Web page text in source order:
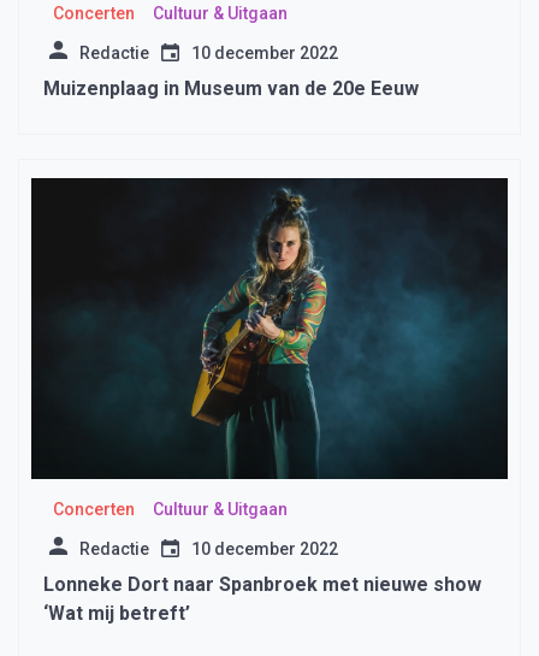
Concerten Cultuur & Uitgaan
Redactie 10 december 2022
Muizenplaag in Museum van de 20e Eeuw
Concerten Cultuur & Uitgaan
Redactie 10 december 2022
Lonneke Dort naar Spanbroek met nieuwe show
‘Wat mij betreft’